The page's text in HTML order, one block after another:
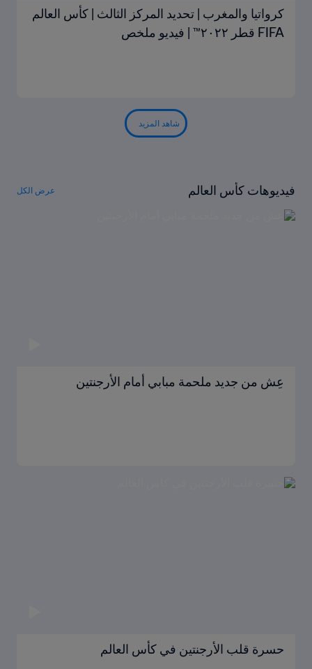
كرواتيا والمغرب | تحديد المركز الثالث | كأس العالم
FIFA قطر ٢٠٢٢™ | فيديو ملخص
شاهد المزيد
فيديوهات كأس العالم عرض الكل
عِش من جديد ملحمة مبابي أمام الأرجنتين
حسرة قلب الأرجنتين في كأس العالم